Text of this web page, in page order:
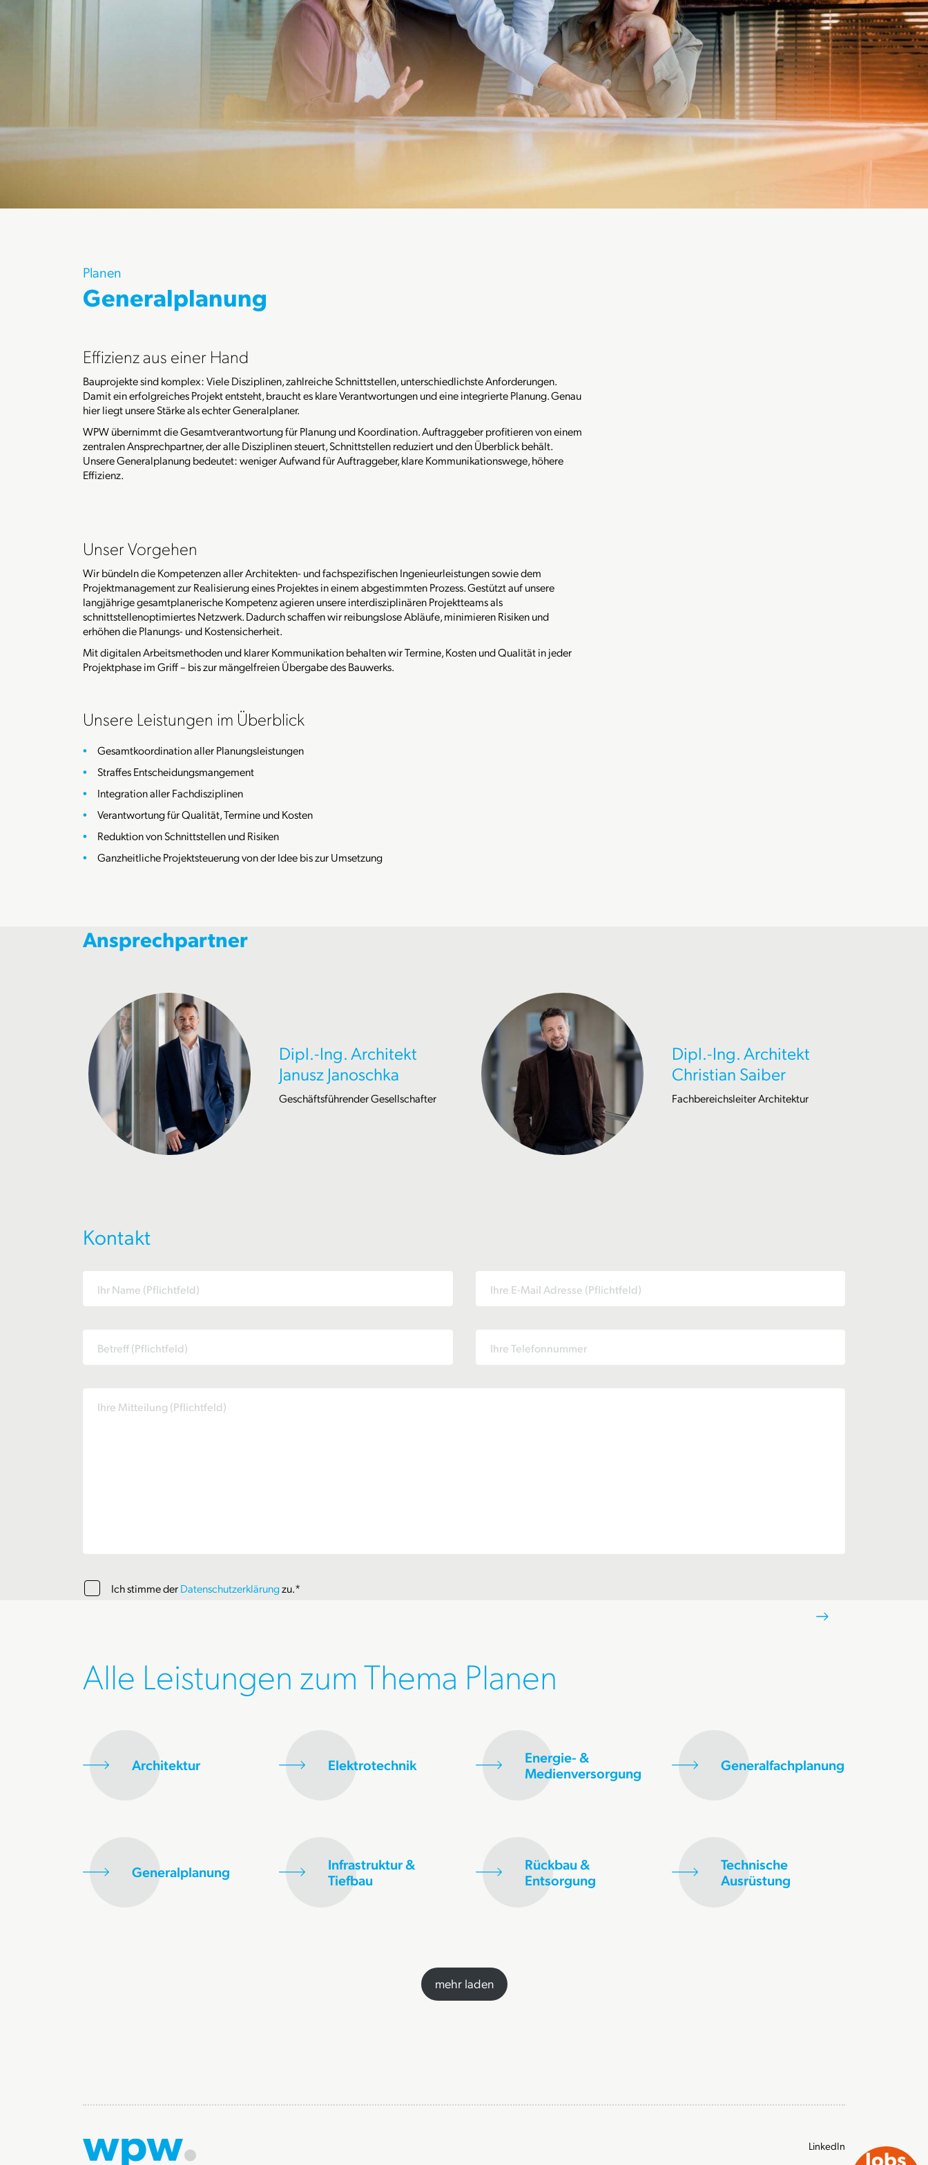
Planen
Generalplanung
Effizienz aus einer Hand
Bauprojekte sind komplex: Viele Disziplinen, zahlreiche Schnittstellen, unterschiedlichste Anforderungen.
Damit ein erfolgreiches Projekt entsteht, braucht es klare Verantwortungen und eine integrierte Planung. Genau
hier liegt unsere Stärke als echter Generalplaner.
WPW übernimmt die Gesamtverantwortung für Planung und Koordination. Auftraggeber profitieren von einem
zentralen Ansprechpartner, der alle Disziplinen steuert, Schnittstellen reduziert und den Überblick behält.
Unsere Generalplanung bedeutet: weniger Aufwand für Auftraggeber, klare Kommunikationswege, höhere
Effizienz.
Unser Vorgehen
Wir bündeln die Kompetenzen aller Architekten- und fachspezifischen Ingenieurleistungen sowie dem
Projektmanagement zur Realisierung eines Projektes in einem abgestimmten Prozess. Gestützt auf unsere
langjährige gesamtplanerische Kompetenz agieren unsere interdisziplinären Projektteams als
schnittstellenoptimiertes Netzwerk. Dadurch schaffen wir reibungslose Abläufe, minimieren Risiken und
erhöhen die Planungs- und Kostensicherheit.
Mit digitalen Arbeitsmethoden und klarer Kommunikation behalten wir Termine, Kosten und Qualität in jeder
Projektphase im Griff – bis zur mängelfreien Übergabe des Bauwerks.
Unsere Leistungen im Überblick
Gesamtkoordination aller Planungsleistungen
Straffes Entscheidungsmangement
Integration aller Fachdisziplinen
Verantwortung für Qualität, Termine und Kosten
Reduktion von Schnittstellen und Risiken
Ganzheitliche Projektsteuerung von der Idee bis zur Umsetzung
Ansprechpartner
Dipl.-Ing. Architekt
Janusz Janoschka
Geschäftsführender Gesellschafter
Dipl.-Ing. Architekt
Christian Saiber
Fachbereichsleiter Architektur
Kontakt
Ich stimme derDatenschutzerklärungzu.*
Alle Leistungen zum Thema Planen
Architektur Elektrotechnik
Energie- &
Medienversorgung
Generalfachplanung
Generalplanung
Infrastruktur &
Tiefbau
Rückbau &
Entsorgung
Technische
Ausrüstung
mehr laden
LinkedIn
Jobs